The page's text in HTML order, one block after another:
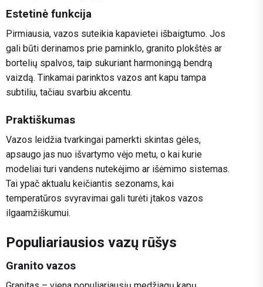
Estetinė funkcija
Pirmiausia, vazos suteikia kapavietei išbaigtumo. Jos
gali būti derinamos prie paminklo, granito plokštės ar
bortelių spalvos, taip sukuriant harmoningą bendrą
vaizdą. Tinkamai parinktos vazos ant kapu tampa
subtiliu, tačiau svarbiu akcentu.
Praktiškumas
Vazos leidžia tvarkingai pamerkti skintas gėles,
apsaugo jas nuo išvartymo vėjo metu, o kai kurie
modeliai turi vandens nutekėjimo ar išėmimo sistemas.
Tai ypač aktualu keičiantis sezonams, kai
temperatūros svyravimai gali turėti įtakos vazos
ilgaamžiškumui.
Populiariausios vazų rūšys
Granito vazos